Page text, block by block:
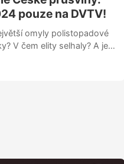
pouze na DVTV!
omyly polistopadové
V čem elity selhaly? A je
po hodnocení aktuálních